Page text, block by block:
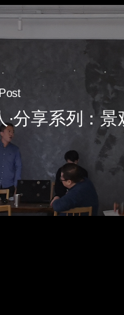
·分享系列：景